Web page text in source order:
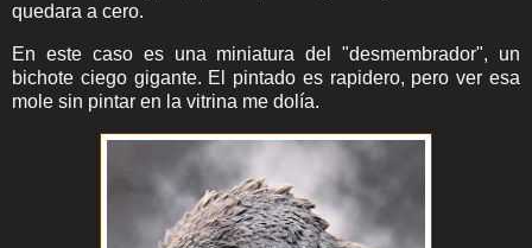
quedara a cero.
En este caso es una miniatura del "desmembrador", un
bichote ciego gigante. El pintado es rapidero, pero ver esa
mole sin pintar en la vitrina me dolía.